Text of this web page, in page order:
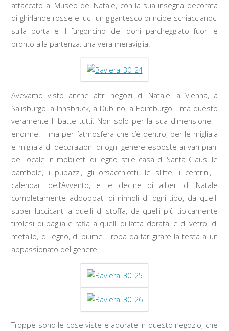
attaccato al Museo del Natale, con la sua insegna decorata
di ghirlande rosse e luci, un gigantesco principe schiaccianoci
sulla porta e il furgoncino dei doni parcheggiato fuori e
pronto alla partenza: una vera meraviglia.
Avevamo visto anche altri negozi di Natale, a Vienna, a
Salisburgo, a Innsbruck, a Dublino, a Edimburgo… ma questo
veramente li batte tutti. Non solo per la sua dimensione –
enorme! – ma per l’atmosfera che c’è dentro, per le migliaia
e migliaia di decorazioni di ogni genere esposte ai vari piani
del locale in mobiletti di legno stile casa di Santa Claus, le
bambole, i pupazzi, gli orsacchiotti, le slitte, i centrini, i
calendari dell’Avvento, e le decine di alberi di Natale
completamente addobbati di ninnoli di ogni tipo, da quelli
super luccicanti a quelli di stoffa, da quelli più tipicamente
tirolesi di paglia e rafia a quelli di latta dorata, e di vetro, di
metallo, di legno, di piume… roba da far girare la testa a un
appassionato del genere.
Troppe sono le cose viste e adorate in questo negozio, che